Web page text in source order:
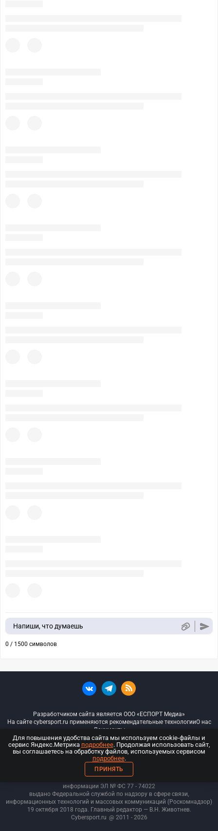
Напиши, что думаешь
0 / 1500 символов
Разработчиком сайта является ООО «ЕСПОРТ Медиа»
На сайте cybersport.ru применяются рекомендательные технологииО нас
Документы
© ООО «Киберспорт.ру» — Все права защищены
18+
ООО «Киберспорт.ру». Свидетельство о регистрации средств массовой
информации ЭЛ № ФС 77 - 74022
выдано Федеральной службой по надзору в сфере связи,
информационных технологий и массовых коммуникаций (Роскомнадзор)
19 октября 2018 года. Главный редактор — В.Н. Животнев.
Cybersport.ru @ 2011 - 2026
Для повышения удобства сайта мы используем cookie-файлы и
сервис Яндекс.Метрика подробнее. Продолжая использовать сайт,
вы соглашаетесь на обработку файлов, используемых сервисом
подробнее.
ПРИНЯТЬ